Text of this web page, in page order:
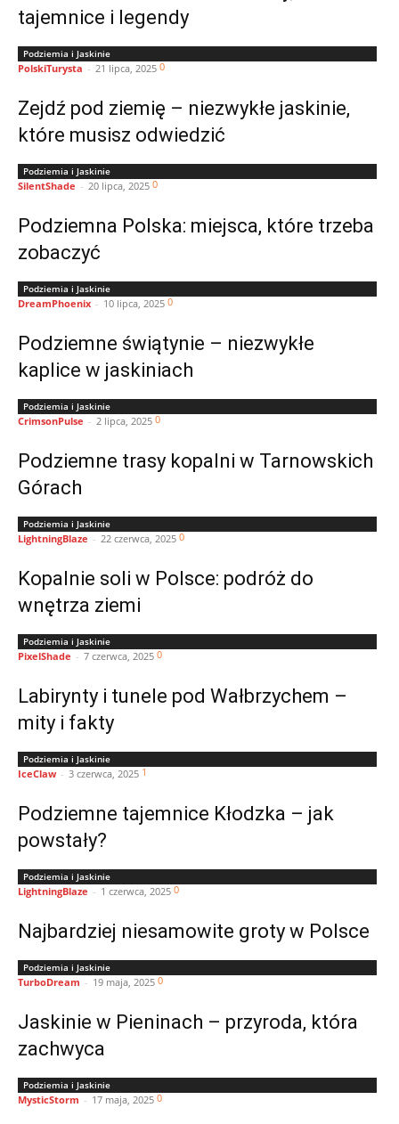
tajemnice i legendy
Podziemia i Jaskinie
PolskiTurysta - 21 lipca, 2025 0
Zejdź pod ziemię – niezwykłe jaskinie,
które musisz odwiedzić
Podziemia i Jaskinie
SilentShade - 20 lipca, 2025 0
Podziemna Polska: miejsca, które trzeba
zobaczyć
Podziemia i Jaskinie
DreamPhoenix - 10 lipca, 2025 0
Podziemne świątynie – niezwykłe
kaplice w jaskiniach
Podziemia i Jaskinie
CrimsonPulse - 2 lipca, 2025 0
Podziemne trasy kopalni w Tarnowskich
Górach
Podziemia i Jaskinie
LightningBlaze - 22 czerwca, 2025 0
Kopalnie soli w Polsce: podróż do
wnętrza ziemi
Podziemia i Jaskinie
PixelShade - 7 czerwca, 2025 0
Labirynty i tunele pod Wałbrzychem –
mity i fakty
Podziemia i Jaskinie
IceClaw - 3 czerwca, 2025 1
Podziemne tajemnice Kłodzka – jak
powstały?
Podziemia i Jaskinie
LightningBlaze - 1 czerwca, 2025 0
Najbardziej niesamowite groty w Polsce
Podziemia i Jaskinie
TurboDream - 19 maja, 2025 0
Jaskinie w Pieninach – przyroda, która
zachwyca
Podziemia i Jaskinie
MysticStorm - 17 maja, 2025 0